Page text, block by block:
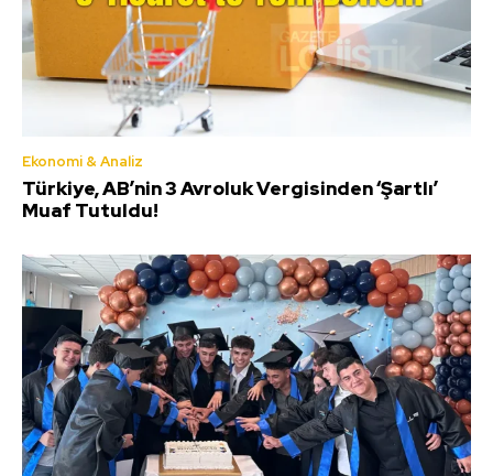
Ekonomi & Analiz
Türkiye, AB’nin 3 Avroluk Vergisinden ‘Şartlı’
Muaf Tutuldu!